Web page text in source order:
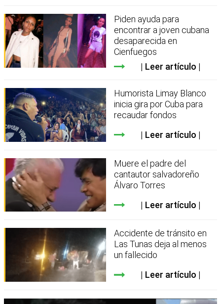
Piden ayuda para
encontrar a joven cubana
desaparecida en
Cienfuegos
Leer artículo
Humorista Limay Blanco
inicia gira por Cuba para
recaudar fondos
Leer artículo
Muere el padre del
cantautor salvadoreño
Álvaro Torres
Leer artículo
Accidente de tránsito en
Las Tunas deja al menos
un fallecido
Leer artículo